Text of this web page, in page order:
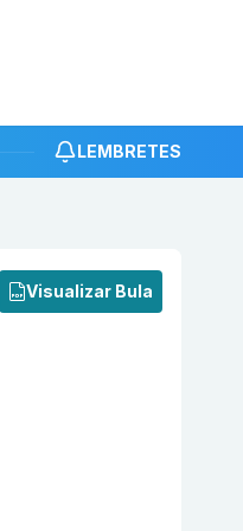
LEMBRETES
Visualizar Bula